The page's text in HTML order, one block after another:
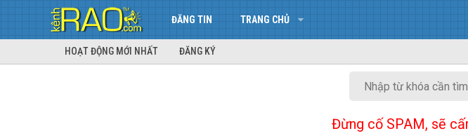
ĐĂNG TIN TRANG CHỦ
HOẠT ĐỘNG MỚI NHẤT ĐĂNG KÝ
Đừng cố SPAM, sẽ